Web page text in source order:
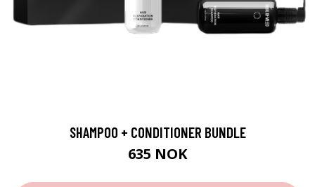
SHAMPOO + CONDITIONER BUNDLE
635 NOK